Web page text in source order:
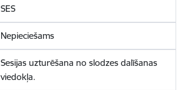
SES
Nepieciešams
Sesijas uzturēšana no slodzes dalīšanas
viedokļa.